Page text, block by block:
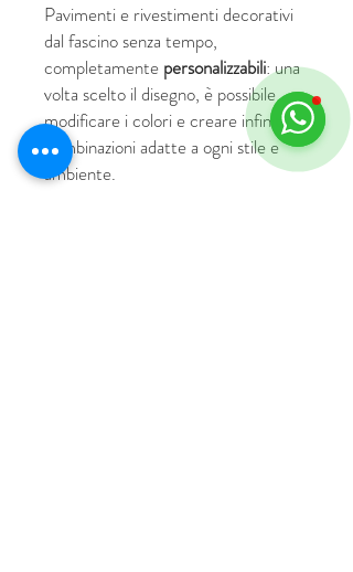
Pavimenti e rivestimenti decorativi
dal fascino senza tempo,
completamente personalizzabili: una
volta scelto il disegno, è possibile
modificare i colori e creare infinite
combinazioni adatte a ogni stile e
ambiente.